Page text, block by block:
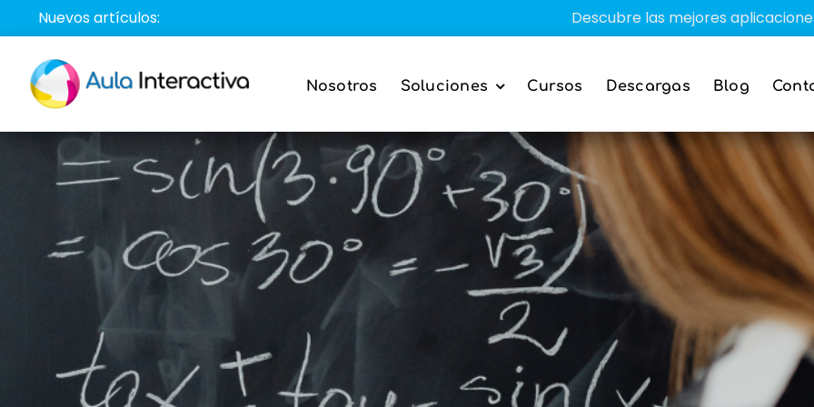
Saltar
al
contenido
Nuevos artículos: Descubre las mejores aplicaciones
Nosotros Soluciones Cursos Descargas Blog